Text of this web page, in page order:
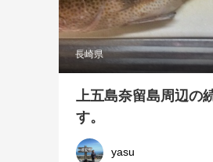
長崎県
上五島奈留島周辺の
す。
yasu